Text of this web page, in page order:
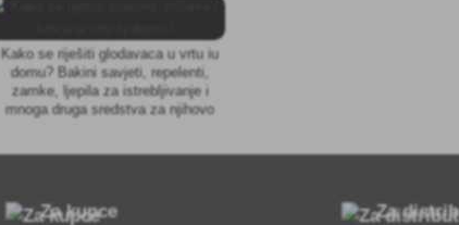
Kako se riješiti glodavaca u vrtu iu
domu? Bakini savjeti, repelenti,
zamke, ljepila za istrebljivanje i
mnoga druga sredstva za njihovo
Za kupce Za